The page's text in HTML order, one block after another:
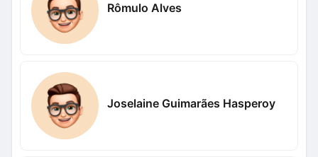
Rômulo Alves
Joselaine Guimarães Hasperoy